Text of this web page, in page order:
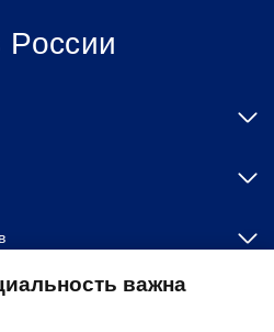
России
важна